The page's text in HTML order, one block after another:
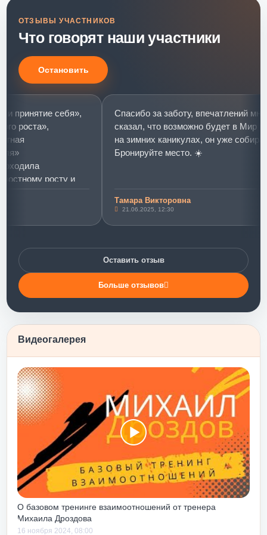
ОТЗЫВЫ УЧАСТНИКОВ
Что говорят наши участники
Остановить
себя»,
росту и
слониках»)))
мощного
Тренинг
с
на то, что
научил
лукавства – и
и
объятия,
т.п. - - именно
Я бы
личностного
человека
тебе мягко
к понимаю
погрузишься
прожив
понимании
Спасибо за заботу, впечатлений много-
сказал, что возможно будет в Мир моей
на зимних каникулах, он уже собирается.
Бронируйте место. ☀️
Тамара Викторовна
21.06.2025, 12:30
Оставить отзыв
Больше отзывов
Видеогалерея
О базовом тренинге взаимоотношений от тренера
Михаила Дроздова
16 ноября 2024, 08:00